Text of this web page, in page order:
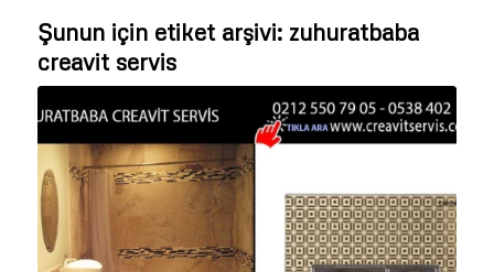
Şunun için etiket arşivi: zuhuratbaba
creavit servis